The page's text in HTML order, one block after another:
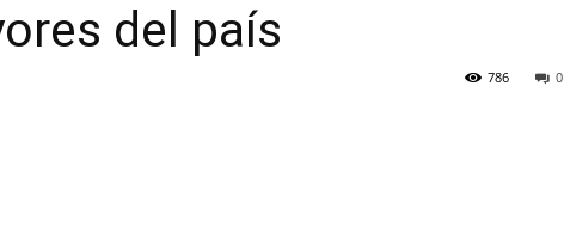
del país
0
786